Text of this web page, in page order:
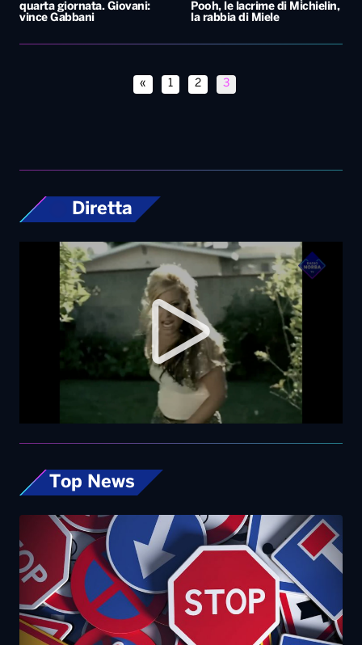
quarta giornata. Giovani:
vince Gabbani
Pooh, le lacrime di Michielin,
la rabbia di Miele
« 1 2 3
Diretta
Top News